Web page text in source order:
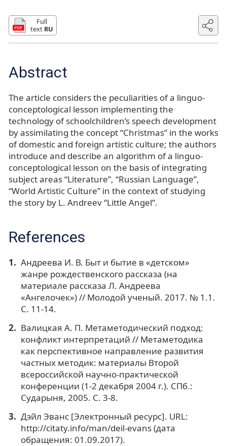
Full
text RU
Abstract
The article considers the peculiarities of a linguo-
conceptological lesson implementing the
technology of schoolchildren’s speech development
by assimilating the concept “Christmas” in the works
of domestic and foreign artistic culture; the authors
introduce and describe an algorithm of a linguo-
conceptological lesson on the basis of integrating
subject areas “Literature”, “Russian Language”,
“World Artistic Culture” in the context of studying
the story by L. Andreev “Little Angel”.
References
Андреева И. В. Быт и бытие в «детском»
жанре рождественского рассказа (на
материале рассказа Л. Андреева
«Ангелочек») // Молодой ученый. 2017. № 1.1.
С. 11-14.
Валицкая А. П. Метаметодический подход:
конфликт интерпретаций // Метаметодика
как перспективное направление развития
частных методик: материалы Второй
всероссийской научно-практической
конференции (1-2 декабря 2004 г.). СПб.:
Сударыня, 2005. С. 3-8.
Дэйл Эванс [Электронный ресурс]. URL:
http://citaty.info/man/deil-evans (дата
обращения: 01.09.2017).